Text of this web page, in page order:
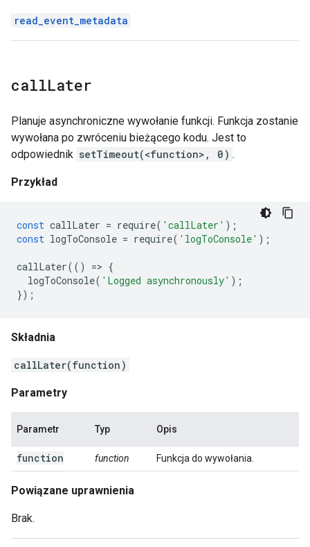
read_event_metadata
callLater
Planuje asynchroniczne wywołanie funkcji. Funkcja zostanie
wywołana po zwróceniu bieżącego kodu. Jest to
odpowiednik setTimeout(<function>, 0) .
Przykład
const callLater = require( 'callLater' );
const logToConsole = require( 'logToConsole' );
callLater(() => {
logToConsole( 'Logged asynchronously' );
});
Składnia
callLater(function)
Parametry
Parametr Typ Opis
function function Funkcja do wywołania.
Powiązane uprawnienia
Brak.